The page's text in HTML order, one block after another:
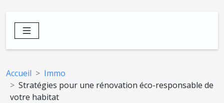
Accueil
Immo
Stratégies pour une rénovation éco-responsable de
votre habitat